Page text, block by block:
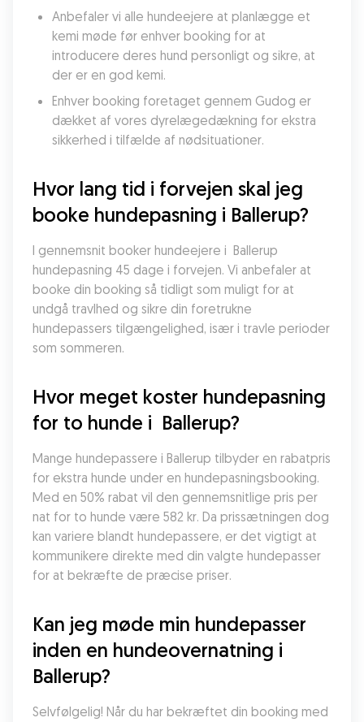
Anbefaler vi alle hundeejere at planlægge et
kemi møde før enhver booking for at
introducere deres hund personligt og sikre, at
der er en god kemi.
Enhver booking foretaget gennem Gudog er
dækket af vores dyrelægedækning for ekstra
sikkerhed i tilfælde af nødsituationer.
Hvor lang tid i forvejen skal jeg
booke hundepasning i Ballerup?
I gennemsnit booker hundeejere i  Ballerup
hundepasning 45 dage i forvejen. Vi anbefaler at
booke din booking så tidligt som muligt for at
undgå travlhed og sikre din foretrukne
hundepassers tilgængelighed, især i travle perioder
som sommeren.
Hvor meget koster hundepasning
for to hunde i  Ballerup?
Mange hundepassere i Ballerup tilbyder en rabatpris
for ekstra hunde under en hundepasningsbooking.
Med en 50% rabat vil den gennemsnitlige pris per
nat for to hunde være 582 kr. Da prissætningen dog
kan variere blandt hundepassere, er det vigtigt at
kommunikere direkte med din valgte hundepasser
for at bekræfte de præcise priser.
Kan jeg møde min hundepasser
inden en hundeovernatning i
Ballerup?
Selvfølgelig! Når du har bekræftet din booking med